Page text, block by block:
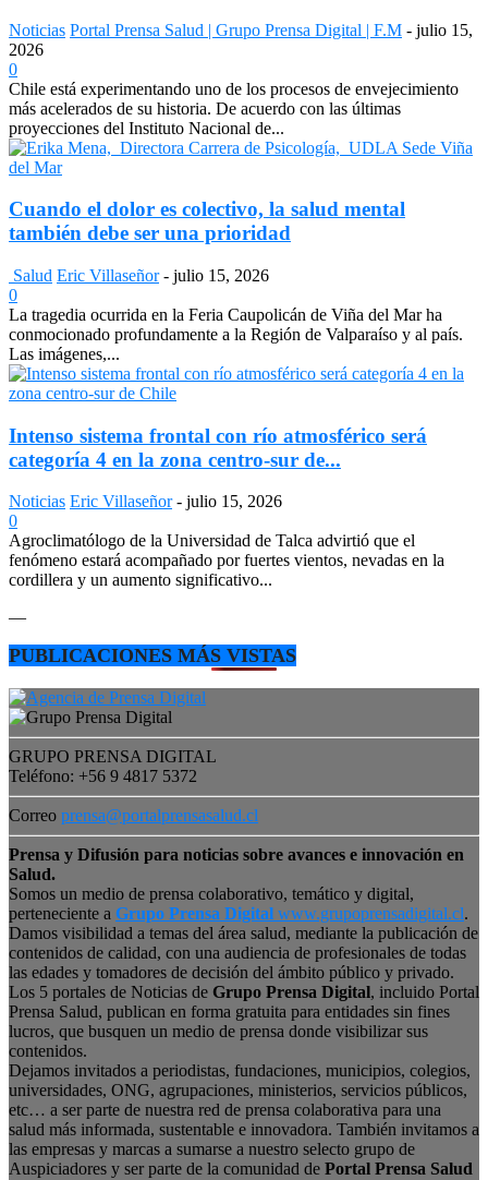
Noticias Portal Prensa Salud | Grupo Prensa Digital | F.M - julio 15,
2026
0
Chile está experimentando uno de los procesos de envejecimiento
más acelerados de su historia. De acuerdo con las últimas
proyecciones del Instituto Nacional de...
Cuando el dolor es colectivo, la salud mental
también debe ser una prioridad
Salud Eric Villaseñor - julio 15, 2026
0
La tragedia ocurrida en la Feria Caupolicán de Viña del Mar ha
conmocionado profundamente a la Región de Valparaíso y al país.
Las imágenes,...
Intenso sistema frontal con río atmosférico será
categoría 4 en la zona centro-sur de...
Noticias Eric Villaseñor - julio 15, 2026
0
Agroclimatólogo de la Universidad de Talca advirtió que el
fenómeno estará acompañado por fuertes vientos, nevadas en la
cordillera y un aumento significativo...
—
PUBLICACIONES MÁS VISTAS
GRUPO PRENSA DIGITAL
Teléfono: +56 9 4817 5372
Correo prensa@portalprensasalud.cl
Prensa y Difusión para noticias sobre avances e innovación en
Salud.
Somos un medio de prensa colaborativo, temático y digital,
perteneciente a Grupo Prensa Digital www.grupoprensadigital.cl.
Damos visibilidad a temas del área salud, mediante la publicación de
contenidos de calidad, con una audiencia de profesionales de todas
las edades y tomadores de decisión del ámbito público y privado.
Los 5 portales de Noticias de Grupo Prensa Digital, incluido Portal
Prensa Salud, publican en forma gratuita para entidades sin fines
lucros, que busquen un medio de prensa donde visibilizar sus
contenidos.
Dejamos invitados a periodistas, fundaciones, municipios, colegios,
universidades, ONG, agrupaciones, ministerios, servicios públicos,
etc… a ser parte de nuestra red de prensa colaborativa para una
salud más informada, sustentable e innovadora. También invitamos a
las empresas y marcas a sumarse a nuestro selecto grupo de
Auspiciadores y ser parte de la comunidad de Portal Prensa Salud